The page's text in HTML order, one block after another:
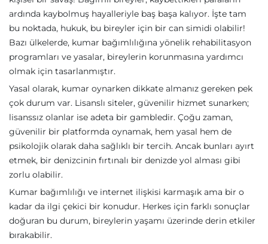
ardında kaybolmuş hayalleriyle baş başa kalıyor. İşte tam
bu noktada, hukuk, bu bireyler için bir can simidi olabilir!
Bazı ülkelerde, kumar bağımlılığına yönelik rehabilitasyon
programları ve yasalar, bireylerin korunmasına yardımcı
olmak için tasarlanmıştır.
Yasal olarak, kumar oynarken dikkate almanız gereken pek
çok durum var. Lisanslı siteler, güvenilir hizmet sunarken;
lisanssız olanlar ise adeta bir gambledir. Çoğu zaman,
güvenilir bir platformda oynamak, hem yasal hem de
psikolojik olarak daha sağlıklı bir tercih. Ancak bunları ayırt
etmek, bir denizcinin fırtınalı bir denizde yol alması gibi
zorlu olabilir.
Kumar bağımlılığı ve internet ilişkisi karmaşık ama bir o
kadar da ilgi çekici bir konudur. Herkes için farklı sonuçlar
doğuran bu durum, bireylerin yaşamı üzerinde derin etkiler
bırakabilir.